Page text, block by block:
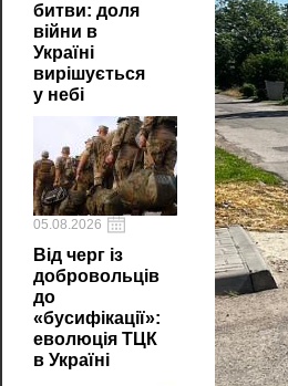
битви: доля
війни в
Україні
вирішується
у небі
05.08.2026
Від черг із
добровольців
до
«бусифікації»:
еволюція ТЦК
в Україні